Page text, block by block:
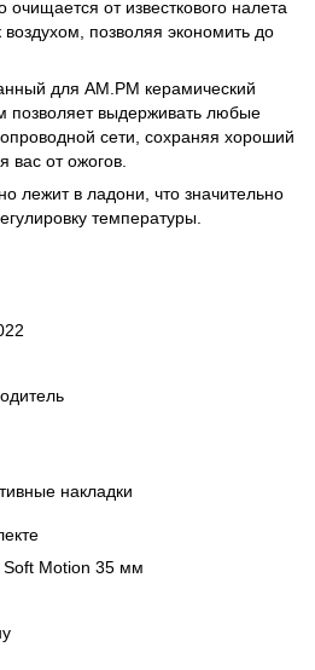
очищается от известкового налета
позволяя экономить до
для AM.PM керамический
позволяет выдерживать любые
сети, сохраняя хороший
от ожогов.
лежит в ладони, что значительно
температуры.
накладки
Soft Motion 35 мм